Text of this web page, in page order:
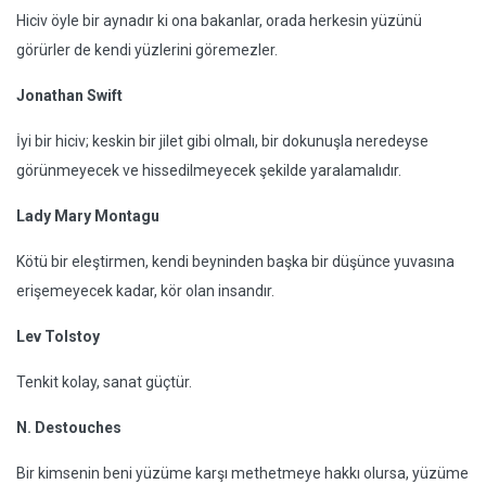
Hiciv öyle bir aynadır ki ona bakanlar, orada herkesin yüzünü
görürler de kendi yüzlerini göremezler.
Jonathan Swift
İyi bir hiciv; keskin bir jilet gibi olmalı, bir dokunuşla neredeyse
görünmeyecek ve hissedilmeyecek şekilde yaralamalıdır.
Lady Mary Montagu
Kötü bir eleştirmen, kendi beyninden başka bir düşünce yuvasına
erişemeyecek kadar, kör olan insandır.
Lev Tolstoy
Tenkit kolay, sanat güçtür.
N. Destouches
Bir kimsenin beni yüzüme karşı methetmeye hakkı olursa, yüzüme